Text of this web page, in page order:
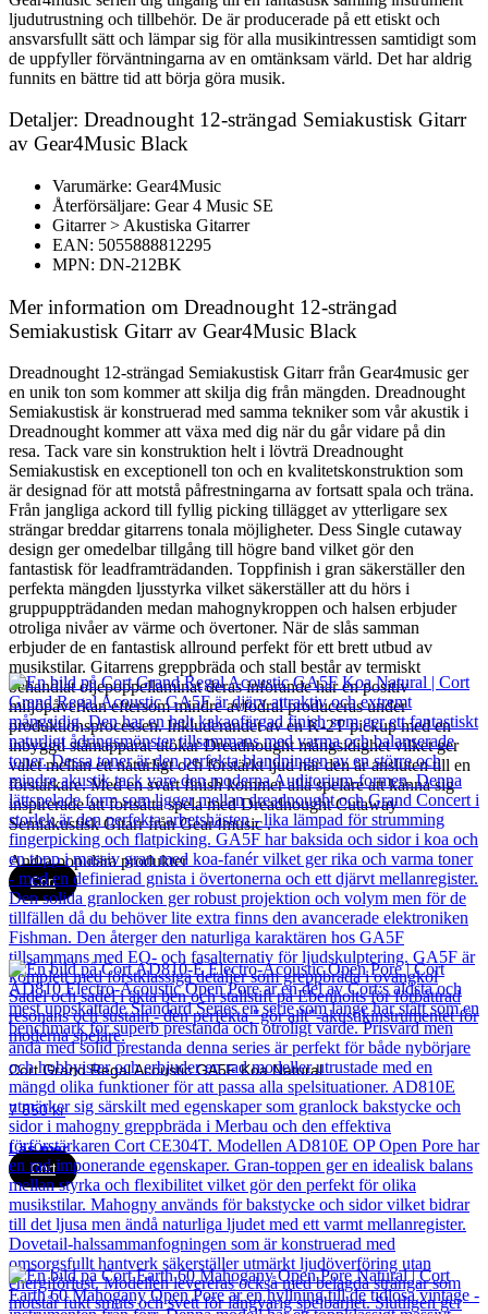
ljudutrustning och tillbehör. De är producerade på ett etiskt och
ansvarsfullt sätt och lämpar sig för alla musikintressen samtidigt som
de uppfyller förväntningarna av en omtänksam värld. Det har aldrig
funnits en bättre tid att börja göra musik.
Detaljer: Dreadnought 12-strängad Semiakustisk Gitarr
av Gear4Music Black
Varumärke: Gear4Music
Återförsäljare: Gear 4 Music SE
Gitarrer > Akustiska Gitarrer
EAN: 5055888812295
MPN: DN-212BK
Mer information om Dreadnought 12-strängad
Semiakustisk Gitarr av Gear4Music Black
Dreadnought 12-strängad Semiakustisk Gitarr från Gear4music ger
en unik ton som kommer att skilja dig från mängden. Dreadnought
Semiakustisk är konstruerad med samma tekniker som vår akustik i
Dreadnought kommer att växa med dig när du går vidare på din
resa. Tack vare sin konstruktion helt i lövträ Dreadnought
Semiakustisk en exceptionell ton och en kvalitetskonstruktion som
är designad för att motstå påfrestningarna av fortsatt spala och träna.
Från jangliga ackord till fyllig picking tillägget av ytterligare sex
strängar breddar gitarrens tonala möjligheter. Dess Single cutaway
design ger omedelbar tillgång till högre band vilket gör den
fantastisk för leadframträdanden. Toppfinish i gran säkerställer den
perfekta mängden ljusstyrka vilket säkerställer att du hörs i
gruppuppträdanden medan mahognykroppen och halsen erbjuder
otroliga nivåer av värme och övertoner. När de slås samman
erbjuder de en fantastisk allround perfekt för ett brett utbud av
musikstilar. Gitarrens greppbräda och stall består av termiskt
behandlat oljepoppellaminat deras införande har en positiv
miljöpåverkan eftersom mindre avfodral produceras under
produktionsprocessen. Inkluderandet av en K-2T pickup med en
inbyggd stämapparat utökar Dreadnought mångsidighet vilket ger
valet mellan ett naturligt och förstärkt ljud när den är ansluten till en
förstärkare. Med en svart finish kommer alla spelare att känna sig
inspirerade att fortsätta spela med Dreadnought Cutaway
Semiakustisk Gitarr från Gear4music .
Andra populära produkter
Cort
Cort Grand Regal Acoustic GA5F Koa Natural
7 850kr
Läs mer
Cort